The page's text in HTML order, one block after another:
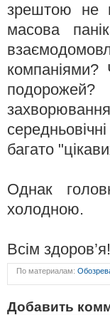
зрештою не
масова
компаніями?
подорожей?
багато
Однак
холодною.
Всім здоров’я!
По материалам:
Добавить